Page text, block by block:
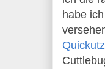
habe